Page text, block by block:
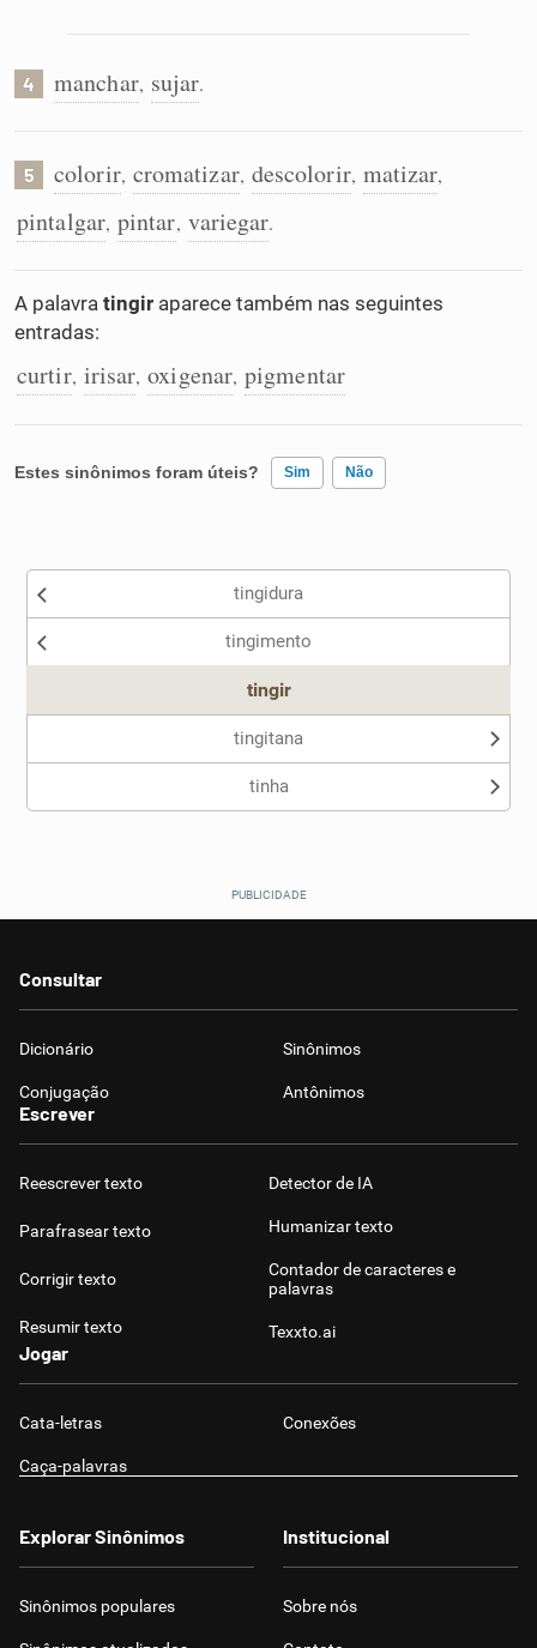
4 manchar, sujar.
5 colorir, cromatizar, descolorir, matizar,
pintalgar, pintar, variegar.
A palavra tingir aparece também nas seguintes
entradas:
curtir, irisar, oxigenar, pigmentar
Estes sinônimos foram úteis? Sim Não
Nenhum dos sinônimos apresentados me ajudou
tingidura
tingimento
tingir
tingitana
tinha
Consultar
Dicionário Sinônimos
Conjugação Antônimos
Escrever
Reescrever texto
Parafrasear texto
Corrigir texto
Resumir texto
Detector de IA
Humanizar texto
Contador de caracteres e
palavras
Texxto.ai
Jogar
Cata-letras Conexões
Caça-palavras
Explorar Sinônimos
Sinônimos populares
Institucional
Sobre nós